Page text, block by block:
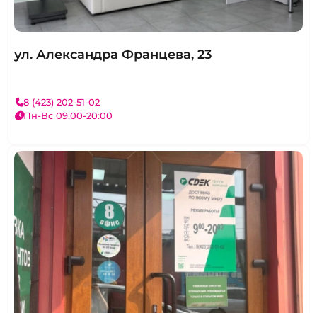
ул. Александра Францева, 23
8 (423) 202-51-02
Пн-Вс 09:00-20:00